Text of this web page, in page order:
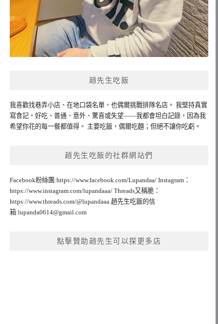
趙先生吃飯
我喜歡找巷弄小店、在地口袋名單，也偶爾挑戰排隊名店。 我堅持真實
寫食記，好吃、普通、意外、驚喜或失望——我都會坦白記錄，因為我
希望你花的每一餐都值得。 主要吃飯，偶爾吃麵；但絕不讓你吃虧。
趙先生吃飯的社群網站們
Facebook粉絲團:https://www.facebook.com/Lupandaa/ Instagram：
https://www.instagram.com/lupandaaa/ Threads又稱脆：
https://www.threads.com/@lupandaaa 趙先生吃飯的信
箱:lupanda0614@gmail.com
點擊贊助趙先生可以探更多店